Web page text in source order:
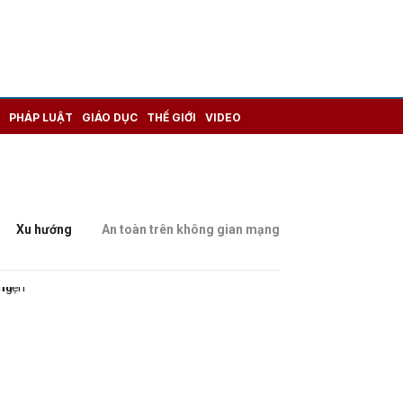
PHÁP LUẬT GIÁO DỤC THẾ GIỚI VIDEO
Xu hướng An toàn trên không gian mạng